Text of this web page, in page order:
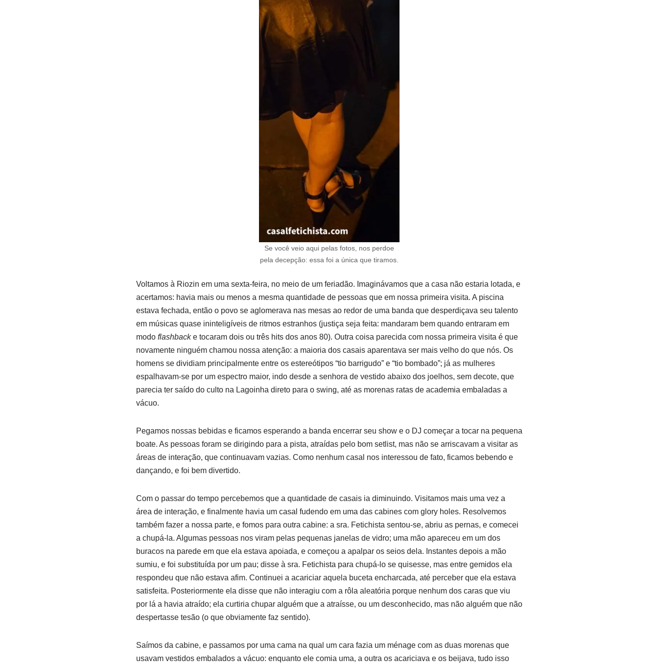
Se você veio aqui pelas fotos, nos perdoe
pela decepção: essa foi a única que tiramos.
Voltamos à Riozin em uma sexta-feira, no meio de um feriadão. Imaginávamos que a casa não estaria lotada, e
acertamos: havia mais ou menos a mesma quantidade de pessoas que em nossa primeira visita. A piscina
estava fechada, então o povo se aglomerava nas mesas ao redor de uma banda que desperdiçava seu talento
em músicas quase ininteligíveis de ritmos estranhos (justiça seja feita: mandaram bem quando entraram em
modo flashbacke tocaram dois ou três hits dos anos 80). Outra coisa parecida com nossa primeira visita é que
novamente ninguém chamou nossa atenção: a maioria dos casais aparentava ser mais velho do que nós. Os
homens se dividiam principalmente entre os estereótipos “tio barrigudo” e “tio bombado”; já as mulheres
espalhavam-se por um espectro maior, indo desde a senhora de vestido abaixo dos joelhos, sem decote, que
parecia ter saído do culto na Lagoinha direto para o swing, até as morenas ratas de academia embaladas a
vácuo.
Pegamos nossas bebidas e ficamos esperando a banda encerrar seu show e o DJ começar a tocar na pequena
boate. As pessoas foram se dirigindo para a pista, atraídas pelo bom setlist, mas não se arriscavam a visitar as
áreas de interação, que continuavam vazias. Como nenhum casal nos interessou de fato, ficamos bebendo e
dançando, e foi bem divertido.
Com o passar do tempo percebemos que a quantidade de casais ia diminuindo. Visitamos mais uma vez a
área de interação, e finalmente havia um casal fudendo em uma das cabines com glory holes. Resolvemos
também fazer a nossa parte, e fomos para outra cabine: a sra. Fetichista sentou-se, abriu as pernas, e comecei
a chupá-la. Algumas pessoas nos viram pelas pequenas janelas de vidro; uma mão apareceu em um dos
buracos na parede em que ela estava apoiada, e começou a apalpar os seios dela. Instantes depois a mão
sumiu, e foi substituída por um pau; disse à sra. Fetichista para chupá-lo se quisesse, mas entre gemidos ela
respondeu que não estava afim. Continuei a acariciar aquela buceta encharcada, até perceber que ela estava
satisfeita. Posteriormente ela disse que não interagiu com a rôla aleatória porque nenhum dos caras que viu
por lá a havia atraído; ela curtiria chupar alguém que a atraísse, ou um desconhecido, mas não alguém que não
despertasse tesão (o que obviamente faz sentido).
Saímos da cabine, e passamos por uma cama na qual um cara fazia um ménage com as duas morenas que
usavam vestidos embalados a vácuo: enquanto ele comia uma, a outra os acariciava e os beijava, tudo isso